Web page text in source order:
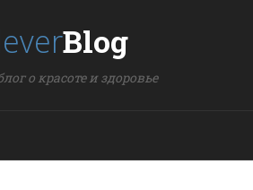
Blog
о красоте и здоровье